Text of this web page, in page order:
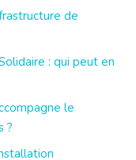
de
: qui peut en
le
?